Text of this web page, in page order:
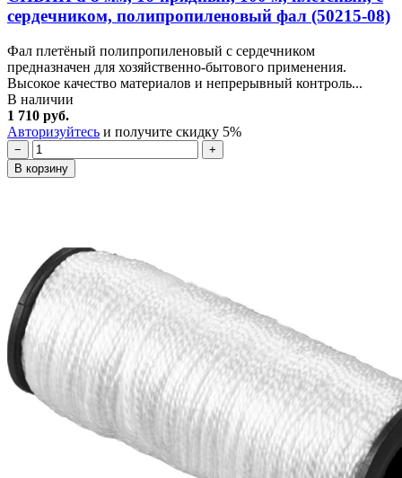
сердечником, полипропиленовый фал (50215-08)
Фал плетёный полипропиленовый с сердечником
предназначен для хозяйственно-бытового применения.
Высокое качество материалов и непрерывный контроль...
В наличии
1 710 руб.
Авторизуйтесь и получите скидку 5%
−
+
В корзину